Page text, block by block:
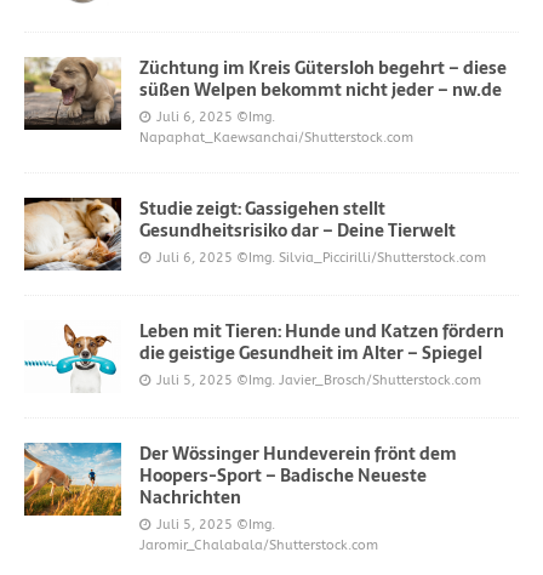
Züchtung im Kreis Gütersloh begehrt – diese
süßen Welpen bekommt nicht jeder – nw.de
Juli 6, 2025 ©Img.
Napaphat_Kaewsanchai/Shutterstock.com
Studie zeigt: Gassigehen stellt
Gesundheitsrisiko dar – Deine Tierwelt
Juli 6, 2025 ©Img. Silvia_Piccirilli/Shutterstock.com
Leben mit Tieren: Hunde und Katzen fördern
die geistige Gesundheit im Alter – Spiegel
Juli 5, 2025 ©Img. Javier_Brosch/Shutterstock.com
Der Wössinger Hundeverein frönt dem
Hoopers-Sport – Badische Neueste
Nachrichten
Juli 5, 2025 ©Img.
Jaromir_Chalabala/Shutterstock.com